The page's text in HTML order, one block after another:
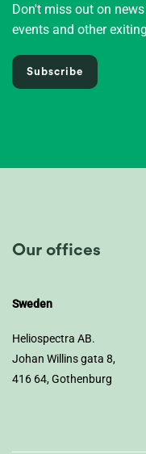
Don't miss out on
events and other
Subscribe
Our offices
Sweden
Heliospectra AB.
Johan Willins gata 8,
416 64, Gothenburg